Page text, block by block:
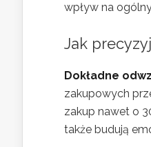
wpływ na
Jak
Dokładne
zakupowych
zakup nawet o
także budują